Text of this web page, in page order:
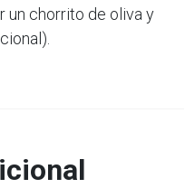
un chorrito de oliva y